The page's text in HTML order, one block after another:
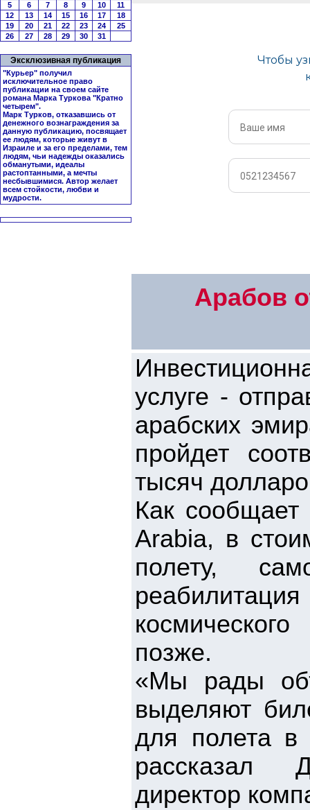
5
6 7 8 9 10
11
12
13 14 15 16 17
18
19
20 21 22 23 24
25
26
27 28 29 30 31
Эксклюзивная публикация
"Курьер" получил
исключительное право
публикации на своем сайте
романа Марка Туркова "Кратно
четырем".
Марк Турков, отказавшись от
денежного вознаграждения за
данную публикацию, посвящает
ее людям, которые живут в
Израиле и за его пределами, тем
людям, чьи надежды оказались
обманутыми, идеалы
растоптанными, а мечты
несбывшимися. Автор желает
всем стойкости, любви и
мудрости.
Арабов
услуге -
арабских
пройдет
тысяч
Как
Arabia, в
полету,
позже.
«Мы рады
выделяют
для полета в
рассказал
директор